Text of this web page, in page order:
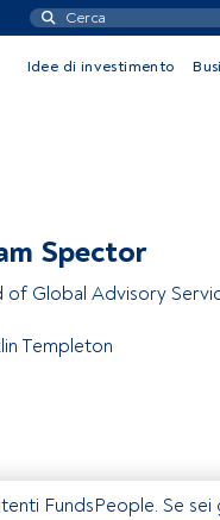
Idee di investimento
Spector
of Global Advisory
Templeton
FundsPeople. Se